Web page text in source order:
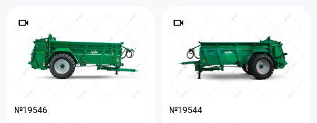
№19546
№19544